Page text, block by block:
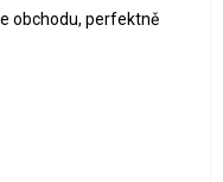
obchodu, perfektně
5 hvězdiček.